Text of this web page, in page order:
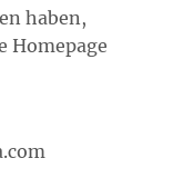
haben,
Homepage